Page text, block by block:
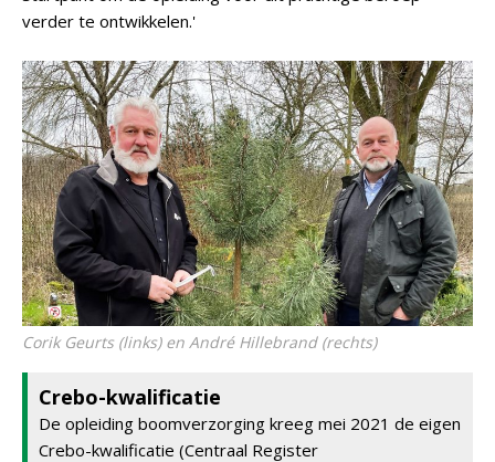
verder te ontwikkelen.'
Corik Geurts (links) en André Hillebrand (rechts)
Crebo-kwalificatie
De opleiding boomverzorging kreeg mei 2021 de eigen
Crebo-kwalificatie (Centraal Register